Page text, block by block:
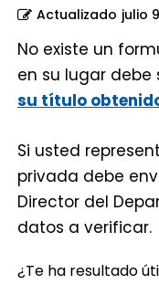
Actualizado julio
No existe un
en su lugar debe
su título
Si usted
privada debe
Director del
datos a verificar.
¿Te ha resultado